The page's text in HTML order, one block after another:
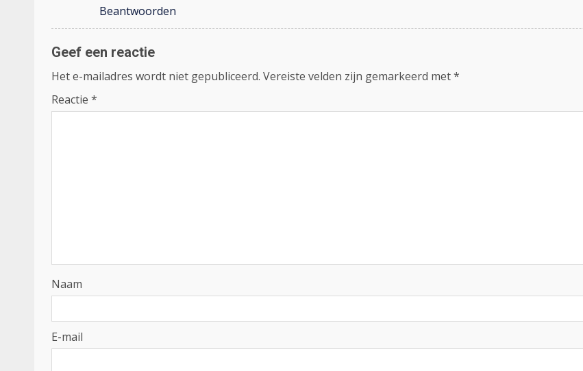
Beantwoorden
Geef een reactie
Het e-mailadres wordt niet gepubliceerd. Vereiste velden zijn gemarkeerd met*
Reactie *
Naam
E-mail